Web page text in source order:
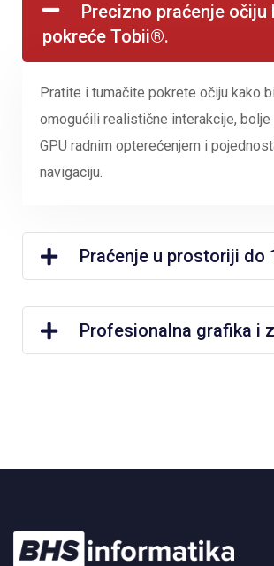
Precizno praćenje očiju
pokreće Tobii®.
Pratite i tumačite pokrete očiju kako
omogućili realistične interakcije, bolje
GPU radnim opterećenjem i
navigaciju.
Praćenje u prostoriji do
Profesionalna grafika i